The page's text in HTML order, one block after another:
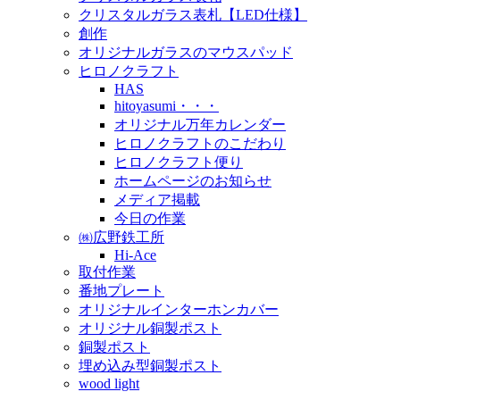
クリスタルガラス表札【LED仕様】
創作
オリジナルガラスのマウスパッド
ヒロノクラフト
HAS
hitoyasumi・・・
オリジナル万年カレンダー
ヒロノクラフトのこだわり
ヒロノクラフト便り
ホームページのお知らせ
メディア掲載
今日の作業
㈱広野鉄工所
Hi-Ace
取付作業
番地プレート
オリジナルインターホンカバー
オリジナル銅製ポスト
銅製ポスト
埋め込み型銅製ポスト
wood light